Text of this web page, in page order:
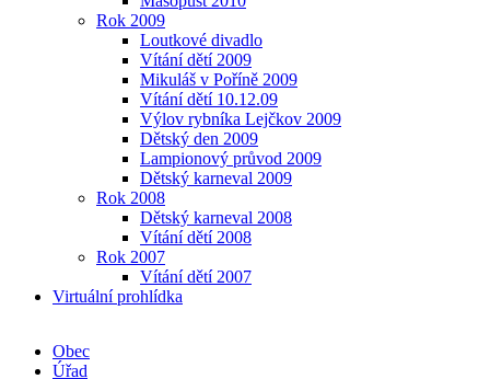
Rok 2009
Loutkové divadlo
Vítání dětí 2009
Mikuláš v Poříně 2009
Vítání dětí 10.12.09
Výlov rybníka Lejčkov 2009
Dětský den 2009
Lampionový průvod 2009
Dětský karneval 2009
Rok 2008
Dětský karneval 2008
Vítání dětí 2008
Rok 2007
Vítání dětí 2007
Virtuální prohlídka
Obec
Úřad